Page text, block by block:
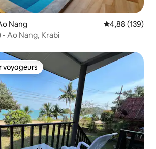
Nang Évaluation
4,88 (139)
- Ao Nang, Krabi
les plus appréciés